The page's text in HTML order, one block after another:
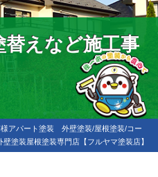
替えなど施工事
アパート塗装 外壁塗装/屋根塗装/コー
塗装屋根塗装専門店【フルヤマ塗装店】